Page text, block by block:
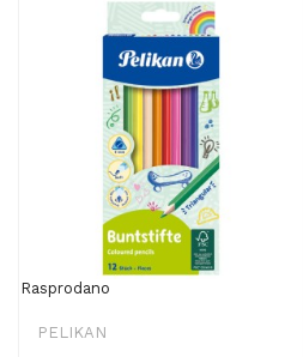
Rasprodano
PELIKAN